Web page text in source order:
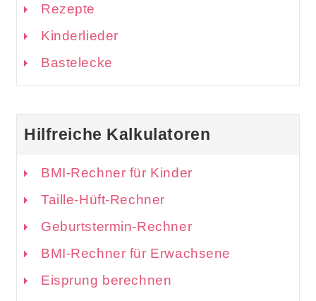
Rezepte
Kinderlieder
Bastelecke
Hilfreiche Kalkulatoren
BMI-Rechner für Kinder
Taille-Hüft-Rechner
Geburtstermin-Rechner
BMI-Rechner für Erwachsene
Eisprung berechnen